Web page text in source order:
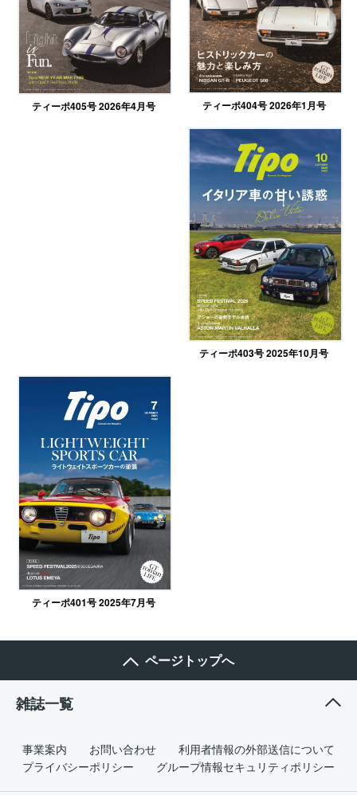
ティーポ405号 2026年4月号 ティーポ404号 2026年1月号
ティーポ403号 2025年10月号
ティーポ401号 2025年7月号
ページトップへ
雑誌一覧
事業案内 お問い合わせ
利用者情報の外部送信について
プライバシーポリシー
グループ情報セキュリティポリシー